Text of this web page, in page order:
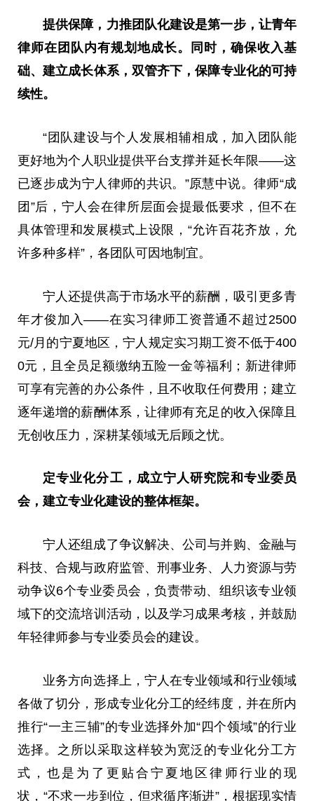
提供保障，力推团队化建设是第一步，让青年
律师在团队内有规划地成长。同时，确保收入基
础、建立成长体系，双管齐下，保障专业化的可持
续性。
“团队建设与个人发展相辅相成，加入团队能
更好地为个人职业提供平台支撑并延长年限——这
已逐步成为宁人律师的共识。”原慧中说。律师“成
团”后，宁人会在律所层面会提最低要求，但不在
具体管理和发展模式上设限，“允许百花齐放，允
许多种多样”，各团队可因地制宜。
宁人还提供高于市场水平的薪酬，吸引更多青
年才俊加入——在实习律师工资普通不超过2500
元/月的宁夏地区，宁人规定实习期工资不低于400
0元，且全员足额缴纳五险一金等福利；新进律师
可享有完善的办公条件，且不收取任何费用；建立
逐年递增的薪酬体系，让律师有充足的收入保障且
无创收压力，深耕某领域无后顾之忧。
定专业化分工，成立宁人研究院和专业委员
会，建立专业化建设的整体框架。
宁人还组成了争议解决、公司与并购、 金融与
科技、合规与政府监管、刑事业务、人力资源与劳
动争议6个专业委员会，负责带动、组织该专业领
域下的交流培训活动，以及学习 成果考核，并鼓励
年轻律师参与专业委员会的建设。
业务方向选择上，宁人在专业领域和行业领域
各做了切分，形成专业化分工的经纬度，并在所内
推行“一主三辅”的专业选择外加“四个领域”的行业
选择。之所以采取这样较为宽泛的专业化分工方
式，也是为了更贴合宁夏地区律师行业的现
状，“不求一步到位，但求循序渐进”，根据现实情